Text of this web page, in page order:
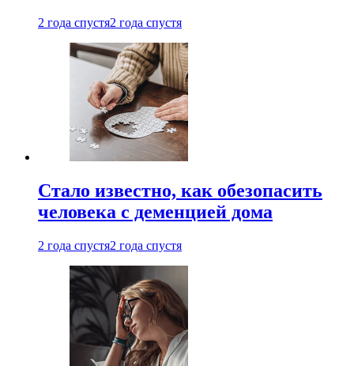
2 года спустя2 года спустя
Стало известно, как обезопасить
человека с деменцией дома
2 года спустя2 года спустя